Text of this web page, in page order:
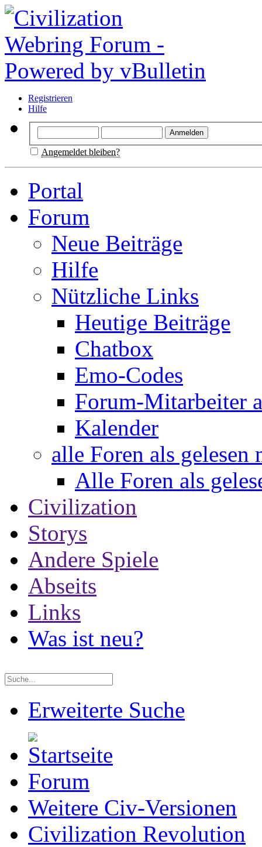
Registrieren
Hilfe
Angemeldet bleiben?
Portal
Forum
Neue Beiträge
Hilfe
Nützliche Links
Heutige Beiträge
Chatbox
Emo-Codes
Forum-Mitarbeiter
Kalender
alle Foren als gelesen
Alle Foren als
Civilization
Storys
Andere Spiele
Abseits
Links
Was ist neu?
Erweiterte Suche
Forum
Weitere Civ-Versionen
Civilization Revolution